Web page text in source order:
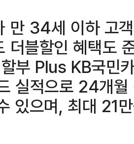
만 34세 이하 고
더블할인 혜택도
부 Plus KB국민
실적으로 24개
있으며, 최대 21